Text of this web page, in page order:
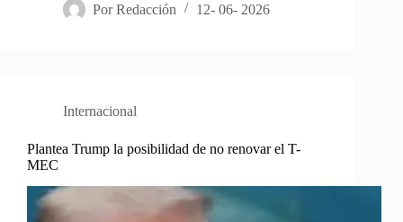
Por Redacción 12- 06- 2026
Internacional
Plantea Trump la posibilidad de no renovar el T-
MEC